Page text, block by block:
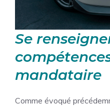
Se
mandataire
Comme évoqué